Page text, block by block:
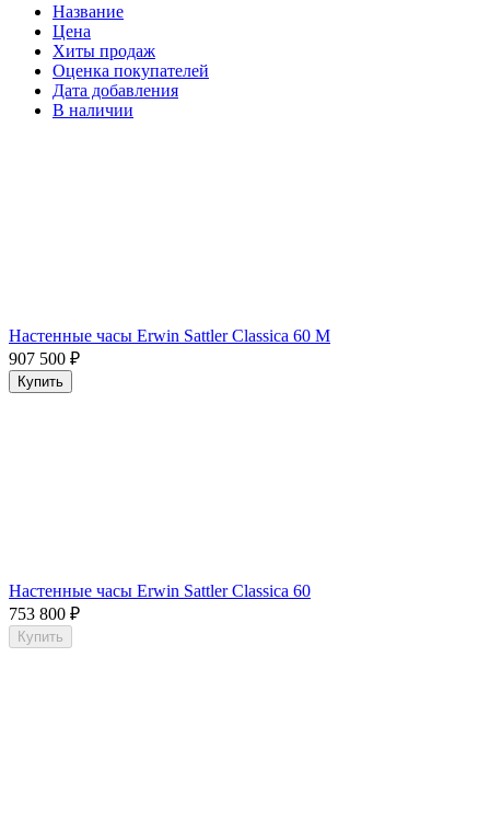
Название
Цена
Хиты продаж
Оценка покупателей
Дата добавления
В наличии
Настенные часы Erwin Sattler Classica 60 M
907 500 ₽
Купить
Настенные часы Erwin Sattler Classica 60
753 800 ₽
Купить